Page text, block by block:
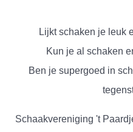
Lijkt schaken je leuk
Kun je al schaken
Ben je supergoed in
Schaakvereniging 't